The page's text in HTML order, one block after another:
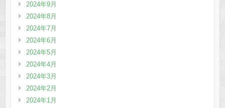
2024年9月
2024年8月
2024年7月
2024年6月
2024年5月
2024年4月
2024年3月
2024年2月
2024年1月